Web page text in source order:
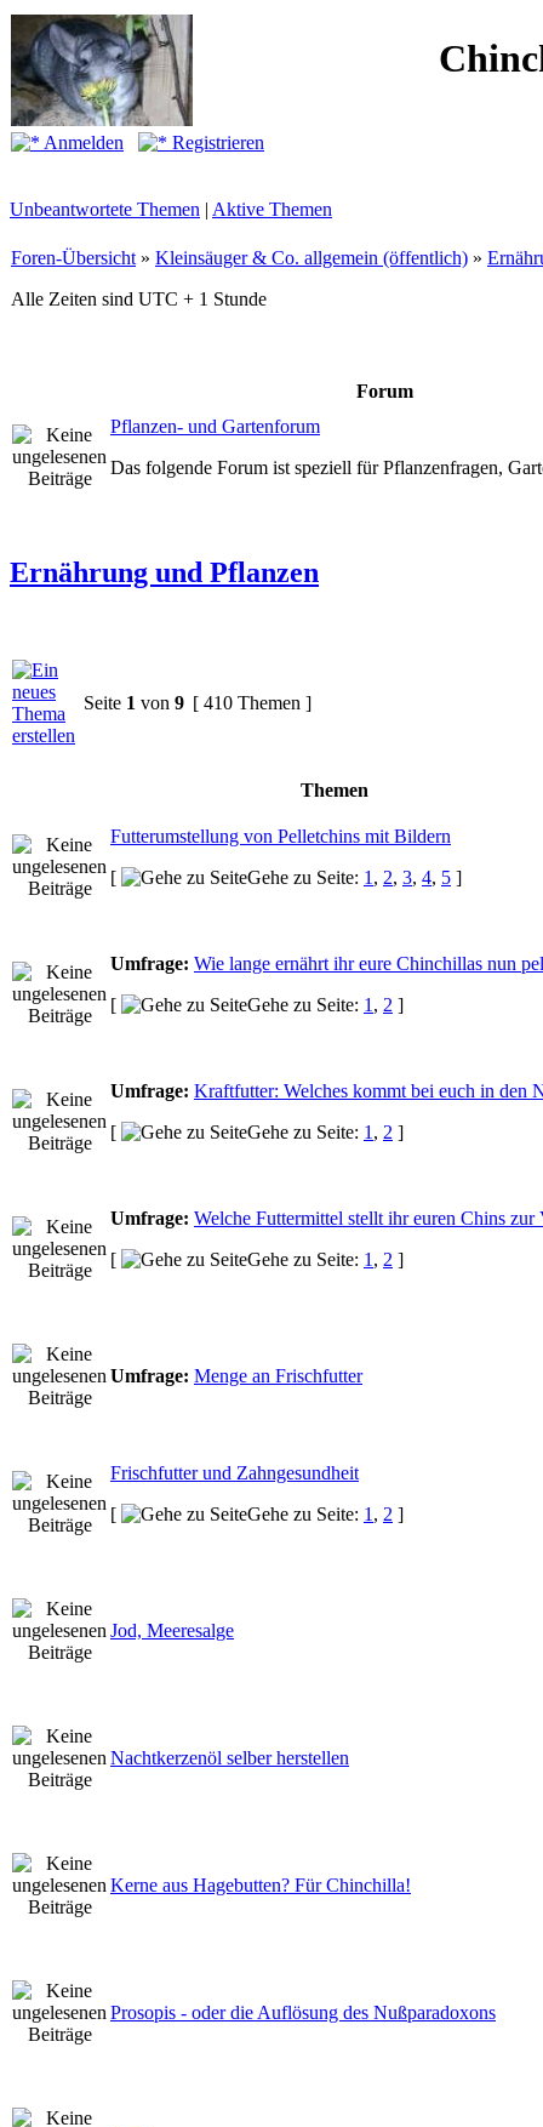
Anmelden
Registrieren
Unbeantwortete Themen | Aktive Themen
Foren-Übersicht » Kleinsäuger & Co. allgemein (öffentlich) »
Alle Zeiten sind UTC + 1 Stunde
Forum
Pflanzen- und Gartenforum
Das folgende Forum ist speziell für Pflanzenfragen,
Ernährung und Pflanzen
Seite 1 von 9 [ 410 Themen ]
Themen
Futterumstellung von Pelletchins mit Bildern
[
Gehe zu Seite: 1 , 2, 3, 4, 5 ]
Umfrage: Wie lange ernährt ihr eure Chinchillas nun
[
Gehe zu Seite: 1 , 2 ]
Umfrage: Kraftfutter: Welches kommt bei euch in den
[
Gehe zu Seite: 1 , 2 ]
Umfrage: Welche Futtermittel stellt ihr euren Chins zur
[
Gehe zu Seite: 1 , 2 ]
Umfrage: Menge an Frischfutter
Frischfutter und Zahngesundheit
[
Gehe zu Seite: 1 , 2 ]
Jod, Meeresalge
Nachtkerzenöl selber herstellen
Kerne aus Hagebutten? Für Chinchilla!
Prosopis - oder die Auflösung des Nußparadoxons